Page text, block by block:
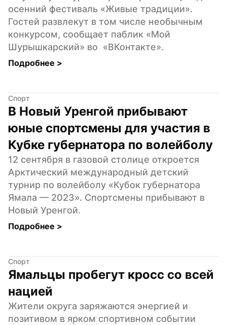
осенний фестиваль «Живые традиции».
Гостей развлекут в том числе необычным
конкурсом, сообщает паблик «Мой
Шурышкарский» во  «ВКонтакте».
Подробнее >
Спорт
В Новый Уренгой прибывают
юные спортсмены для участия в
Кубке губернатора по волейболу
12 сентября в газовой столице откроется
Арктический международный детский
турнир по волейболу «Кубок губернатора
Ямала — 2023». Спортсмены прибывают в
Новый Уренгой.
Подробнее >
Спорт
Ямальцы пробегут кросс со всей
нацией
Жители округа заряжаются энергией и
позитивом в ярком спортивном событии